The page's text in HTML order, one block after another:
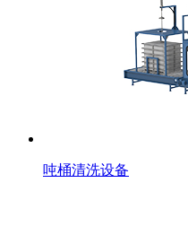
吨桶清洗设备